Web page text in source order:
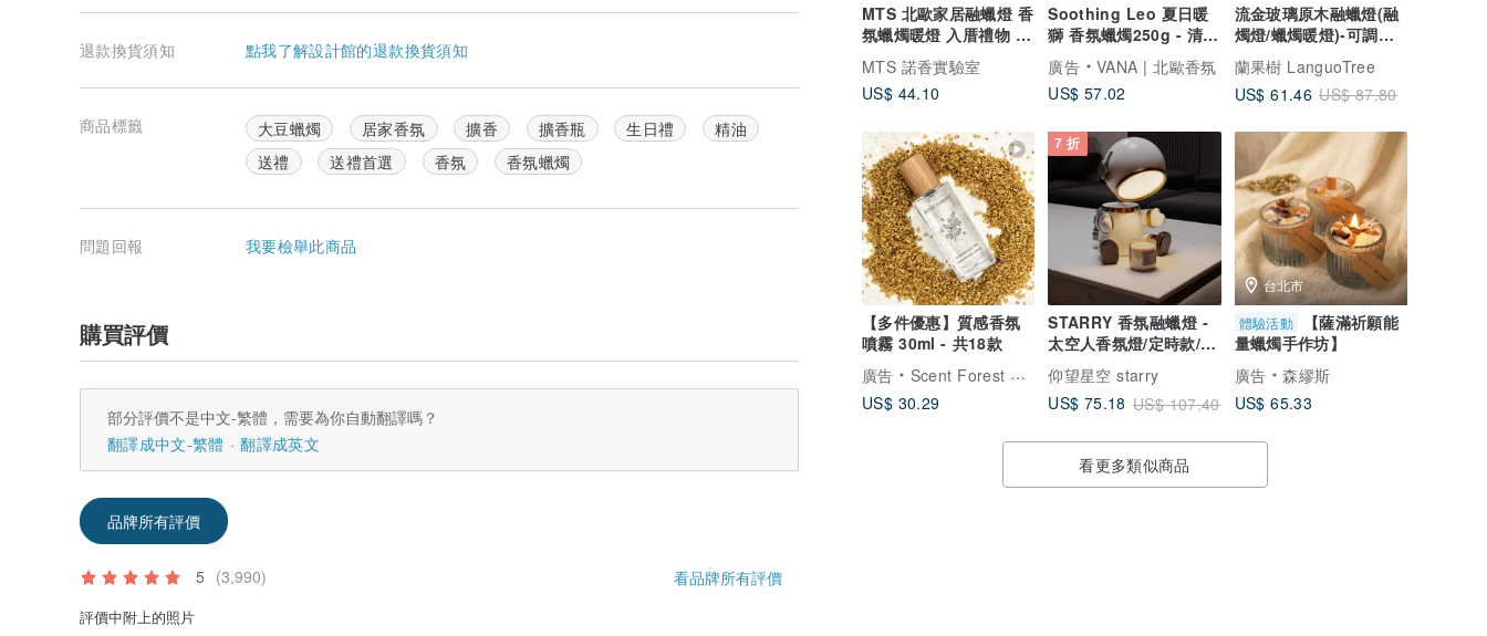
MTS 北歐家居融蠟燈 香
氛蠟燭暖燈 入厝禮物 可
調光定時 可調高度
MTS 諾香實驗室
US$ 44.10
Soothing Leo 夏日暖
獅 香氛蠟燭250g - 清新
柑橘調
廣告
VANA | 北歐香氛
US$ 57.02
流金玻璃原木融蠟燈(融
燭燈/蠟燭暖燈)-可調光
可調高度
蘭果樹 LanguoTree
US$ 61.46 US$ 87.80
【多件優惠】質感香氛
噴霧 30ml - 共18款
廣告
Scent Forest 香氛森林
US$ 30.29
7 折
STARRY 香氛融蠟燈 -
太空人香氛燈/定時款/調
光款/小夜燈
仰望星空 starry
US$ 75.18 US$ 107.40
台北市
體驗活動
【薩滿祈願能
量蠟燭手作坊】
廣告
森繆斯
US$ 65.33
看更多類似商品
退款換貨須知 點我了解設計館的退款換貨須知
商品標籤 大豆蠟燭 居家香氛 擴香 擴香瓶 生日禮
精油
送禮
送禮首選 香氛 香氛蠟燭
問題回報 我要檢舉此商品
購買評價
部分評價不是中文-繁體，需要為你自動翻譯嗎？
翻譯成中文-繁體
翻譯成英文
品牌所有評價
5 (3,990) 看品牌所有評價
評價中附上的照片